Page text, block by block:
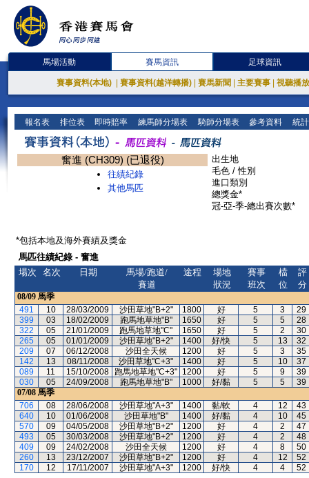
馬場活動 賽馬資訊 足球資訊
賽事資料(本地) 賽事資料(越洋轉播) 賽馬新聞 主要賽事 視聽播
報名表 排位表 即時賠率 練馬師分場表 騎師分場表 參考資料 統
奮進 (CH309) (已退役)
往績紀錄
其他馬匹
出生地
毛色 / 性別
進口類別
總獎金*
冠-亞-季-總出賽次數*
*包括本地及海外賽績及獎金
馬匹往績紀錄 - 奮進
場次
名次 日期
馬場/跑道/
賽道
途程
場地
狀況
賽事
班次
檔
位
評
分
08/09 馬季
491
10 28/03/2009 沙田草地"B+2" 1800 好 5 3
29
399
03 18/02/2009 跑馬地草地"B" 1650 好 5 5
28
322
05 21/01/2009 跑馬地草地"C" 1650 好 5 2
30
265
05 01/01/2009 沙田草地"B+2" 1400 好/快 5 13
32
209
07 06/12/2008 沙田全天候 1200 好 5 3
35
142
13 08/11/2008 沙田草地"C+3" 1400 好 5 10
37
089
11 15/10/2008 跑馬地草地"C+3" 1200 好 5 9
39
030
05 24/09/2008 跑馬地草地"B" 1000 好/黏 5 5
39
07/08 馬季
706
08 28/06/2008 沙田草地"A+3" 1400 黏/軟 4 12
43
640
10 01/06/2008 沙田草地"B" 1400 好/黏 4 10
45
570
09 04/05/2008 沙田草地"B+2" 1200 好 4 2
47
493
05 30/03/2008 沙田草地"B+2" 1200 好 4 2
48
409
09 24/02/2008 沙田全天候 1200 好 4 8
50
260
13 23/12/2007 沙田草地"B+2" 1200 好 4 12
52
170
12 17/11/2007 沙田草地"A+3" 1200 好/快 4 4 52